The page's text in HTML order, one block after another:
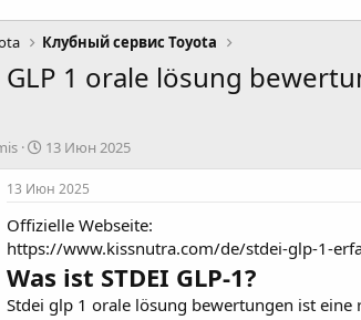
Клубный сервис Toyota
GLP 1 orale lösung
Д
а
т
н
а
а
л
13 Июн 2025
13 Июн 2025
Offizielle Webseite:
https://www.kissnutra.com/de/stdei-glp-1-
Was ist STDEI GLP-1?
Stdei glp 1 orale lösung bewertungen ist eine